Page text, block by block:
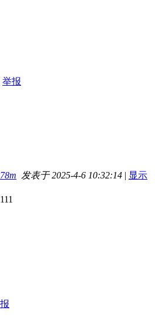
举报
发表于 2025-4-6 10:32:14 | 显示